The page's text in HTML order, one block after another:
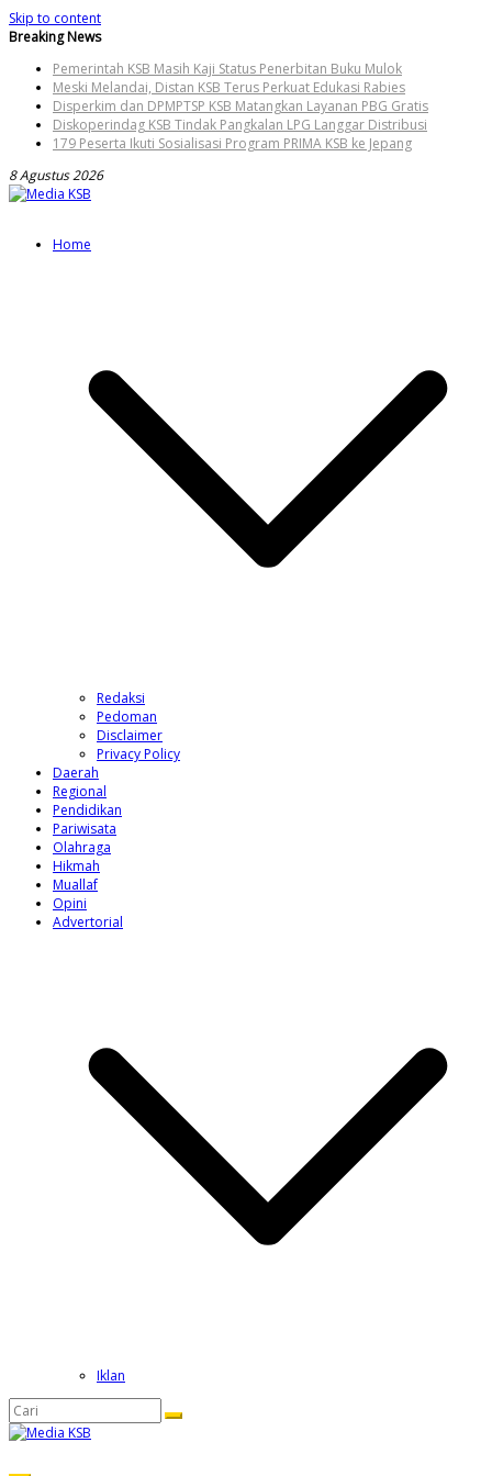
Skip to content
Breaking News
Pemerintah KSB Masih Kaji Status Penerbitan Buku Mulok
Meski Melandai, Distan KSB Terus Perkuat Edukasi Rabies
Disperkim dan DPMPTSP KSB Matangkan Layanan PBG Gratis
Diskoperindag KSB Tindak Pangkalan LPG Langgar Distribusi
179 Peserta Ikuti Sosialisasi Program PRIMA KSB ke Jepang
8 Agustus 2026
Home
Redaksi
Pedoman
Disclaimer
Privacy Policy
Daerah
Regional
Pendidikan
Pariwisata
Olahraga
Hikmah
Muallaf
Opini
Advertorial
Iklan